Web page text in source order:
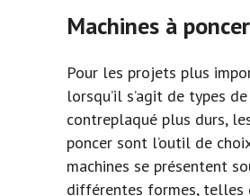
Machines à poncer
Pour les projets plus
lorsqu’il s’agit de types de
contreplaqué plus durs,
poncer sont l’outil de
machines se présentent
différentes formes, telles